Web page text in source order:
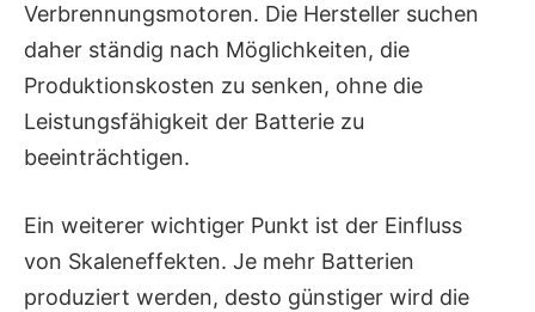
Verbrennungsmotoren. Die Hersteller suchen
daher ständig nach Möglichkeiten, die
Produktionskosten zu senken, ohne die
Leistungsfähigkeit der Batterie zu
beeinträchtigen.
Ein weiterer wichtiger Punkt ist der Einfluss
von Skaleneffekten. Je mehr Batterien
produziert werden, desto günstiger wird die